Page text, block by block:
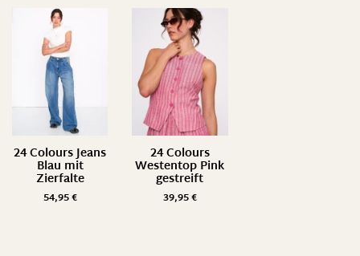
24 Colours Jeans
Blau mit
Zierfalte
54,95€
24 Colours
Westentop Pink
gestreift
39,95€